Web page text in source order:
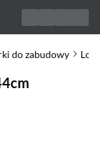
do zabudowy